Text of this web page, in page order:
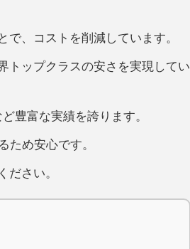
、コストを削減しています。
トップクラスの安さを実現してい
豊富な実績を誇ります。
ため安心です。
ださい。